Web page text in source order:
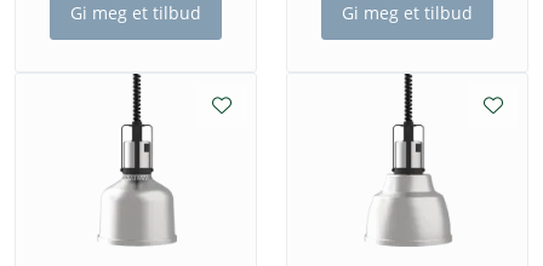
Gi meg et tilbud Gi meg et tilbud